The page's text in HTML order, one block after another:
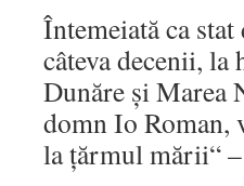
Întemeiată ca
câteva decenii,
Dunăre şi Marea
domn Io Roman,
la ţărmul mării“